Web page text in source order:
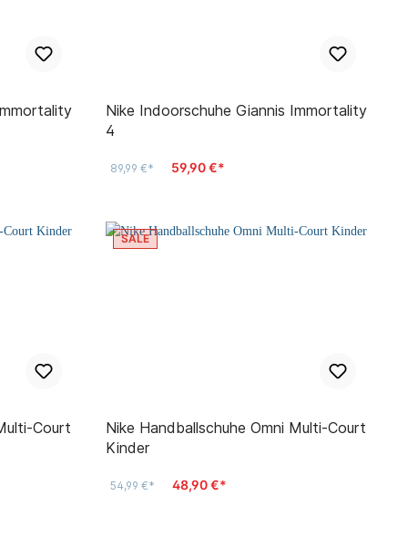
Nike Indoorschuhe Giannis Immortality
4
89,99 €* 59,90 €*
Court
SALE
Nike Handballschuhe Omni Multi-Court
Kinder
54,99 €* 48,90 €*